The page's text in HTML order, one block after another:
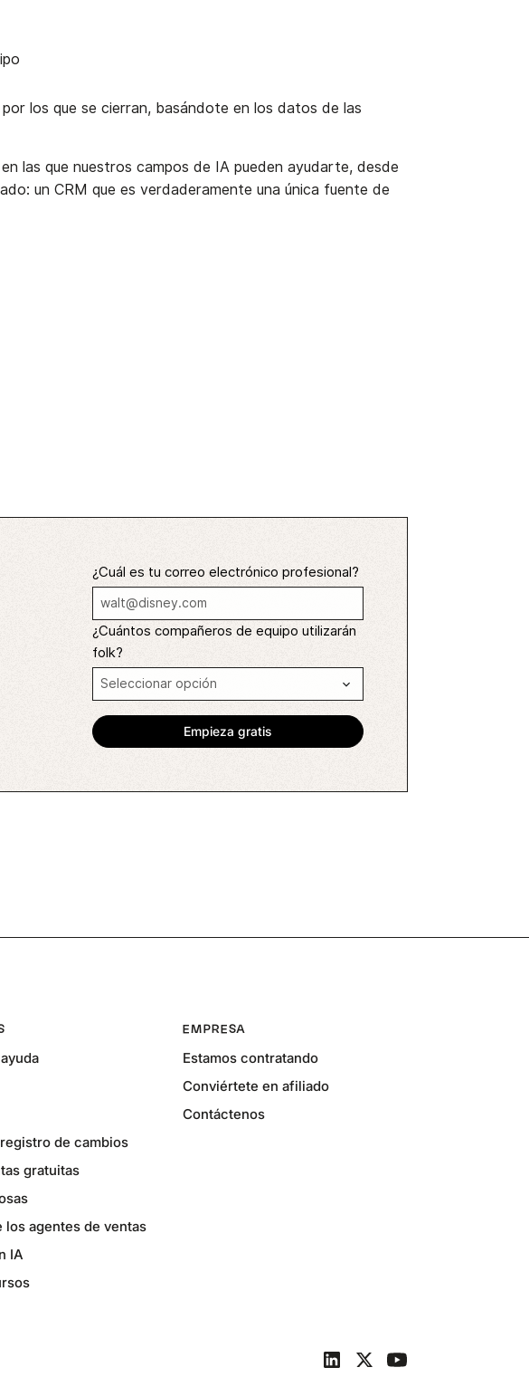
los que se cierran, basándote en los datos de las
las que nuestros campos de IA pueden ayudarte, desde
un CRM que es verdaderamente una única fuente de
¿Cuál es tu correo electrónico profesional?
¿Cuántos compañeros de equipo utilizarán
folk?
de cambios
gratuitas
los agentes de ventas
IA
EMPRESA
Estamos contratando
Conviértete en afiliado
Contáctenos